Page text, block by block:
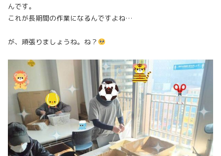
んです。
これが長期間の作業になるんですよね…
が、頑張りましょうね。ね？